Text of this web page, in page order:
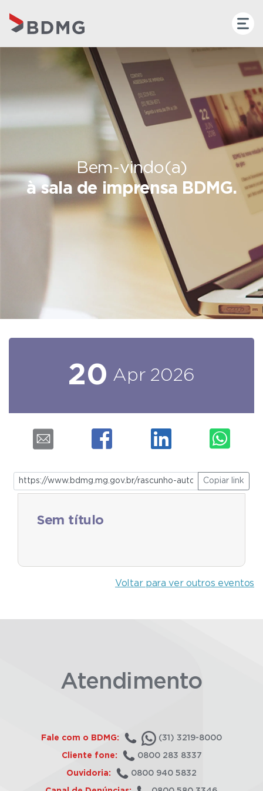
Bem-vindo(a)
à sala de imprensa BDMG.
20 Apr 2026
Copiar link
Sem título
Voltar para ver outros eventos
Atendimento
Fale com o BDMG: (31) 3219-8000
Cliente fone: 0800 283 8337
Ouvidoria: 0800 940 5832